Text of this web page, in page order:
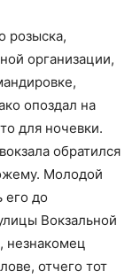
розыска,
организации,
опоздал на
для ночевки.
обратился
Молодой
его до
Вокзальной
незнакомец
отчего тот